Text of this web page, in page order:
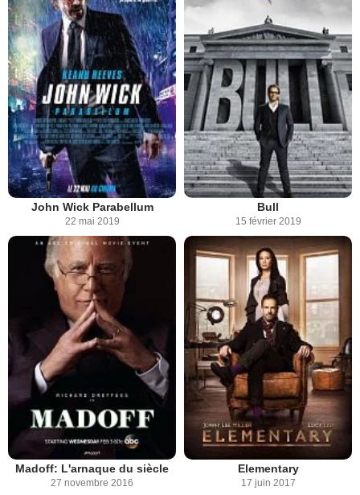
John Wick Parabellum
22 mai 2019
Bull
15 février 2019
Madoff: L'arnaque du siècle
27 novembre 2016
Elementary
17 juin 2017